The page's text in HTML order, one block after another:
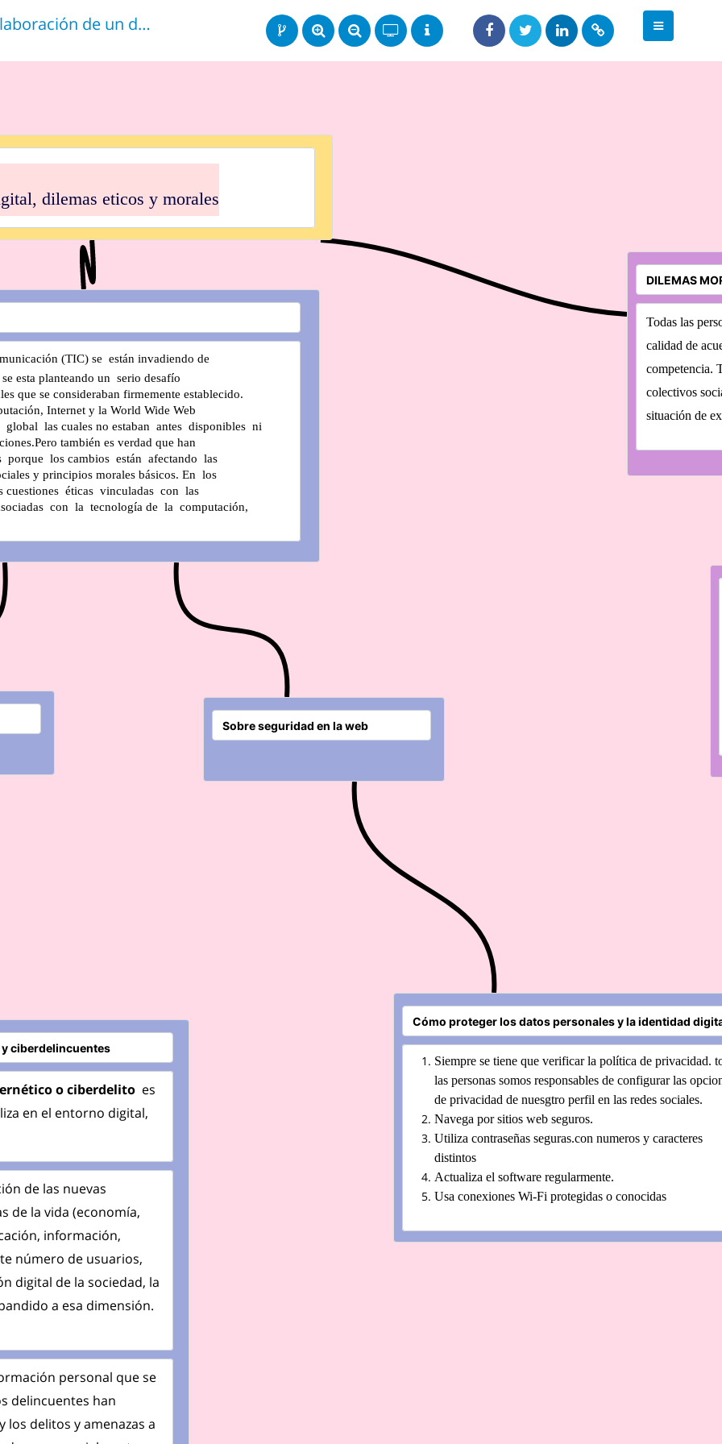
Elaboración de un diagrama, mapa mental o esquema sobre cultura digital y dilemas éticos y morale
(TIC) se  están invadiendo de
esta planteando un  serio desafío
que se consideraban firmemente establecido.
Internet y la World Wide Web
global  las cuales no estaban  antes  disponibles  ni
también es verdad que han
porque  los cambios  están  afectando  las
y principios morales básicos. En  los
éticas  vinculadas  con  las
con  la  tecnología de  la  computación,
Todas las
calidad de
competencia.
colectivos
situación de
dilemas eticos y morales
o ciberdelito es
en el entorno digital,
de las nuevas
de la vida (economía,
información,
número de usuarios,
digital de la sociedad, la
a esa dimensión.
personal que se
delincuentes han
los delitos y amenazas a
Siempre se tiene que verificar la política de privacidad.
las personas somos responsables de configurar las
de privacidad de nuesgtro perfil en las redes sociales.
Navega por sitios web seguros.
Utiliza contraseñas seguras.con numeros y caracteres
distintos
Actualiza el software regularmente.
Usa conexiones Wi-Fi protegidas o conocidas